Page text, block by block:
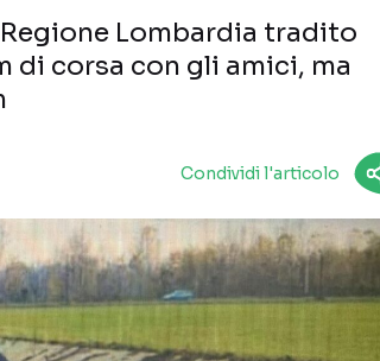
Regione Lombardia tradito
di corsa con gli amici, ma
Condividi l'articolo